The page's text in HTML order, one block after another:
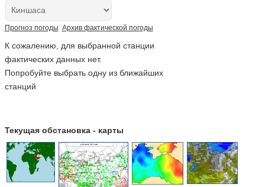
Прогноз погоды Архив фактической погоды
К сожалению, для выбранной станции
фактических данных нет.
Попробуйте выбрать одну из ближайших
станций
Текущая обстановка - карты